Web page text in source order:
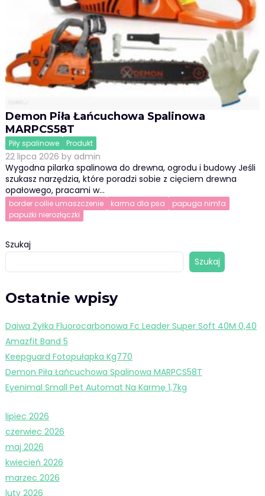
Demon Piła Łańcuchowa Spalinowa
MARPCS58T
Piły spalinowe Produkt
22 lipca 2026 by admin
Wygodna pilarka spalinowa do drewna, ogrodu i budowy Jeśli
szukasz narzędzia, które poradzi sobie z cięciem drewna
opałowego, pracami w…
border collie umaszczenie karma dla psa
papuga nimfa
papużki nierozłączki
Szukaj
Szukaj
Ostatnie wpisy
Daiwa Żyłka Fluorocarbonowa Fc Leader Super Soft 40M 0,40
Amazfit Band 5
Keepguard Fotopułapka Kg770
Demon Piła Łańcuchowa Spalinowa MARPCS58T
Eyenimal Small Pet Automat Na Karmę 1,7kg
lipiec 2026
czerwiec 2026
maj 2026
kwiecień 2026
marzec 2026
luty 2026